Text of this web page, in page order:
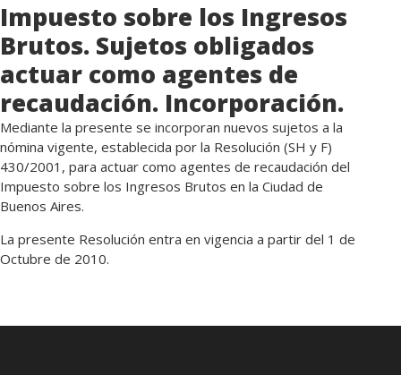
Impuesto sobre los Ingresos
Brutos. Sujetos obligados
actuar como agentes de
recaudación. Incorporación.
Mediante la presente se incorporan nuevos sujetos a la
nómina vigente, establecida por la Resolución (SH y F)
430/2001, para actuar como agentes de recaudación del
Impuesto sobre los Ingresos Brutos en la Ciudad de
Buenos Aires.
La presente Resolución entra en vigencia a partir del 1 de
Octubre de 2010.